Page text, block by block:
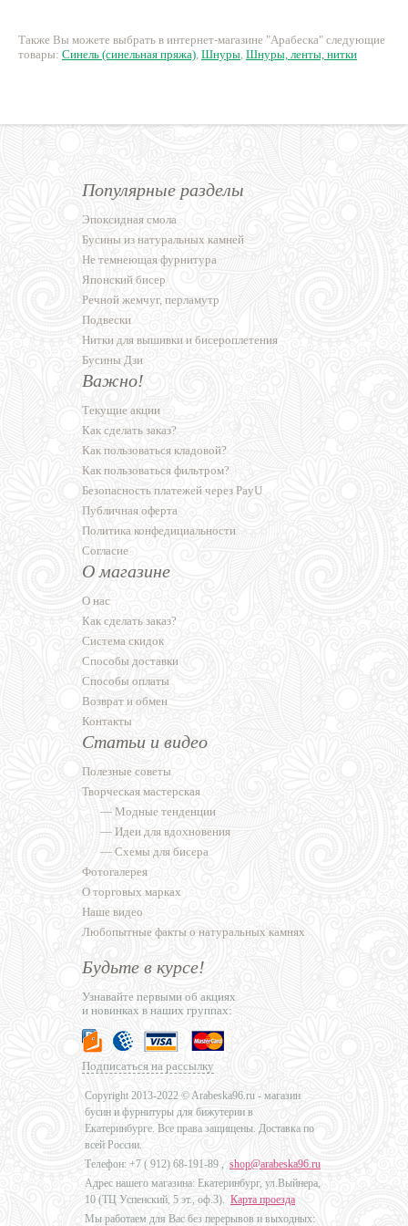
Также Вы можете выбрать в интернет-магазине "Арабеска" следующие
товары: Синель (синельная пряжа), Шнуры, Шнуры, ленты, нитки
Популярные разделы
Эпоксидная смола
Бусины из натуральных камней
Не темнеющая фурнитура
Японский бисер
Речной жемчуг, перламутр
Подвески
Нитки для вышивки и бисероплетения
Бусины Дзи
Важно!
Текущие акции
Как сделать заказ?
Как пользоваться кладовой?
Как пользоваться фильтром?
Безопасность платежей через PayU
Публичная оферта
Политика конфедициальности
Согласие
О магазине
О нас
Как сделать заказ?
Система скидок
Способы доставки
Способы оплаты
Возврат и обмен
Контакты
Статьи и видео
Полезные советы
Творческая мастерская
— Модные тенденции
— Идеи для вдохновения
— Схемы для бисера
Фотогалерея
О торговых марках
Наше видео
Любопытные факты о натуральных камнях
Будьте в курсе!
Узнавайте первыми об акциях
и новинках в наших группах:
Подписаться на рассылку
Copyright 2013-2022 © Arabeska96.ru - магазин
бусин и фурнитуры для бижутерии в
Екатеринбурге. Все права защищены. Доставка по
всей России.
Телефон: +7 ( 912) 68-191-89 , shop@arabeska96.ru
Адрес нашего магазина: Екатеринбург, ул.Выйнера,
10 (ТЦ Успенский, 5 эт., оф.3). Карта проезда
Мы работаем для Вас без перерывов и выходных: